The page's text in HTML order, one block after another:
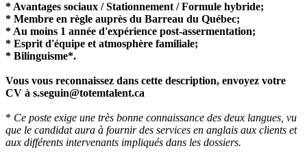
* Avantages sociaux / Stationnement / Formule hybride;
* Membre en règle auprès du Barreau du Québec;
* Au moins 1 année d'expérience post-assermentation;
* Esprit d'équipe et atmosphère familiale;
* Bilinguisme*.
Vous vous reconnaissez dans cette description, envoyez votre
CV à s.seguin@totemtalent.ca
* Ce poste exige une très bonne connaissance des deux langues, vu
que le candidat aura à fournir des services en anglais aux clients et
aux différents intervenants impliqués dans les dossiers.